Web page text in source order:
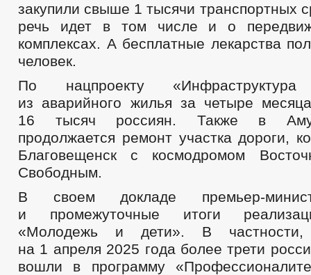
закупили свыше 1 тысячи транспортных
речь идет в том числе и о
комплексах. А бесплатные лекарства
человек.
По нацпроекту
из аварийного жилья за четыре
16 тысяч россиян. Также в
продолжается ремонт участка дороги,
Благовещенск с космодромом
Свободным.
В своем докладе премьер-
и промежуточные итоги
«Молодежь и дети». В частности,
на 1 апреля 2025 года более трети
вошли в программу